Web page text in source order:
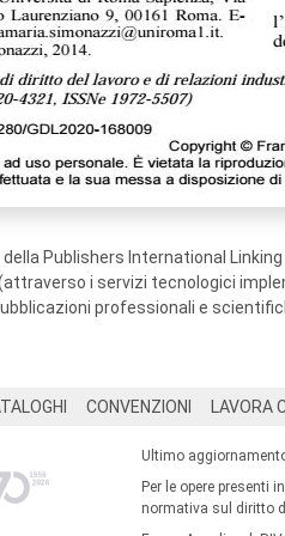
Publishers International
i servizi tecnologici
professionali e
CONVENZIONI LAVORA
Ultimo
Per le opere presenti
normativa sul diritto